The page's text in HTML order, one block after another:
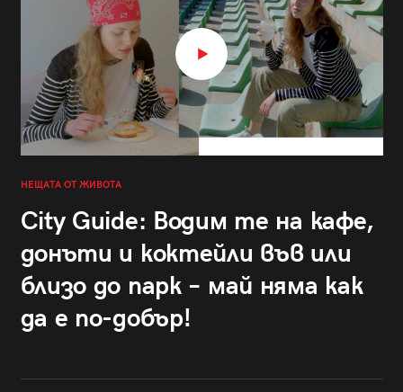
НЕЩАТА ОТ ЖИВОТА
City Guide: Водим те на кафе,
донъти и коктейли във или
близо до парк – май няма как
да е по-добър!